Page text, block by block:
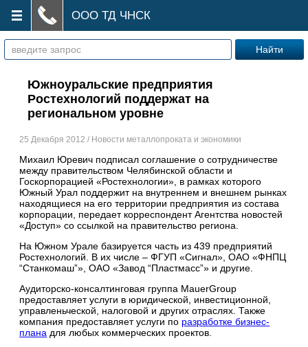
ООО ТД ЧНСК
Южноуральские предприятия
Ростехнологий поддержат на
региональном уровне
25 Декабря 2012 / Новости металлопроката и экономики
Михаил Юревич подписал соглашение о сотрудничестве
между правительством Челябинской области и
Госкорпорацией «Ростехнологии», в рамках которого
Южный Урал поддержит на внутреннем и внешнем рынках
находящиеся на его территории предприятия из состава
корпорации, передает корреспондент Агентства новостей
«Доступ» со ссылкой на правительство региона.
На Южном Урале базируется часть из 439 предприятий
Ростехнологий. В их числе – ФГУП «Сигнал», ОАО «ФНПЦ
“Станкомаш”», ОАО «Завод “Пластмасс”» и другие.
Аудиторско-консалтинговая группа MauerGroup
предоставляет услуги в юридической, инвестиционной,
управленьческой, налоговой и других отраслях. Также
компания предоставляет услуги по разработке бизнес-
плана для любых коммерческих проектов.